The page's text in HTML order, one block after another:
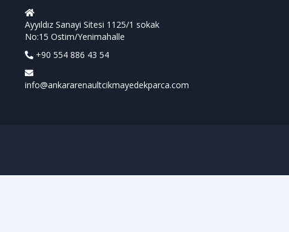
Ayyıldız Sanayi Sitesi 1125/1 sokak
No:15 Ostim/Yenimahalle
+90 554 886 43 54
info@ankararenaultcikmayedekparca.com